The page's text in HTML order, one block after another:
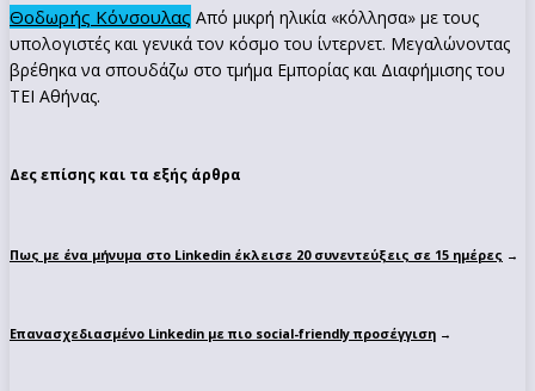
Θοδωρής Κόνσουλας Από μικρή ηλικία «κόλλησα» με τους
υπολογιστές και γενικά τον κόσμο του ίντερνετ. Μεγαλώνοντας
βρέθηκα να σπουδάζω στο τμήμα Εμπορίας και Διαφήμισης του
ΤΕΙ Αθήνας.
Δες επίσης και τα εξής άρθρα
Πως με ένα μήνυμα στο Linkedin έκλεισε 20 συνεντεύξεις σε 15 ημέρες →
Επανασχεδιασμένο Linkedin με πιο social-friendly προσέγγιση →